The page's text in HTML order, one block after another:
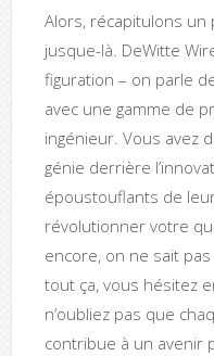
Alors, récapitulons un
jusque-là. DeWitte
figuration – on parle
avec une gamme de
ingénieur. Vous avez
génie derrière
époustouflants de
révolutionner votre
encore, on ne sait pas
tout ça, vous hésitez
n’oubliez pas que
contribue à un avenir